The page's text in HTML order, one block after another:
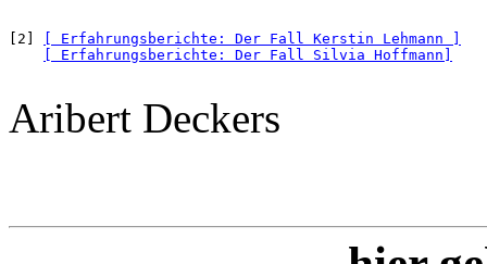
[2]
[ Erfahrungsberichte: Der Fall Kerstin Lehmann ]
[ Erfahrungsberichte: Der Fall Silvia Hoffmann]
Aribert Deckers